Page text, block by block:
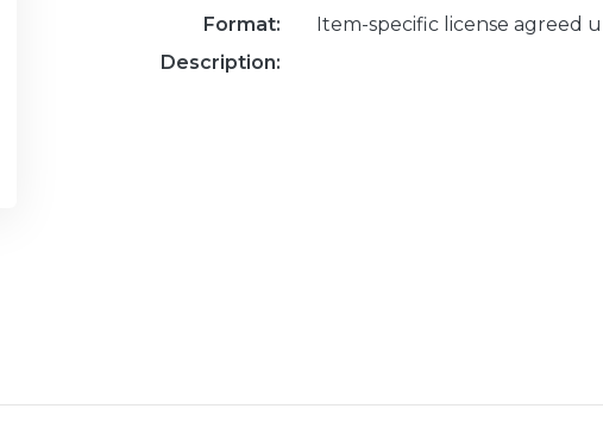
Format:
Item-specific license agreed
Description: